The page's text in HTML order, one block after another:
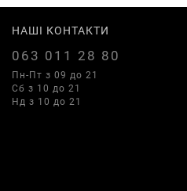
НАШІ КОНТАКТИ
063 011 28 80
Пн-Пт з 09 до 21
Сб з 10 до 21
Нд з 10 до 21